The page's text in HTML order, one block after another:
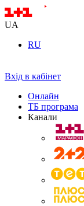
UA
RU
Вхід в кабінет
Онлайн
ТБ програма
Канали